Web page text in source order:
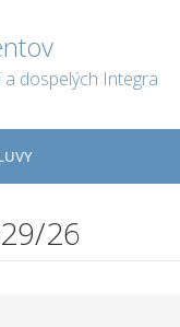
dospelých Integra
26